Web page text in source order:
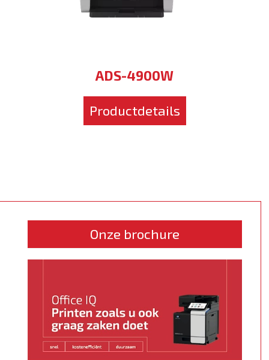
Onze brochure
ADS-4900W
Productdetails